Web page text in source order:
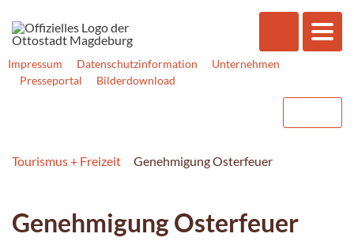
Impressum Datenschutzinformation
Unternehmen
Presseportal
Bilderdownload
Tourismus + Freizeit Genehmigung Osterfeuer
Genehmigung Osterfeuer